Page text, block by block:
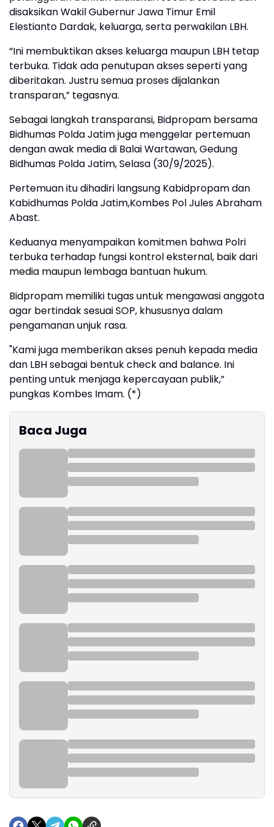
disaksikan Wakil Gubernur Jawa Timur Emil
Elestianto Dardak, keluarga, serta perwakilan LBH.
“Ini membuktikan akses keluarga maupun LBH tetap
terbuka. Tidak ada penutupan akses seperti yang
diberitakan. Justru semua proses dijalankan
transparan,” tegasnya.
Sebagai langkah transparansi, Bidpropam bersama
Bidhumas Polda Jatim juga menggelar pertemuan
dengan awak media di Balai Wartawan, Gedung
Bidhumas Polda Jatim, Selasa (30/9/2025).
Pertemuan itu dihadiri langsung Kabidpropam dan
Kabidhumas Polda Jatim,Kombes Pol Jules Abraham
Abast.
Keduanya menyampaikan komitmen bahwa Polri
terbuka terhadap fungsi kontrol eksternal, baik dari
media maupun lembaga bantuan hukum.
Bidpropam memiliki tugas untuk mengawasi anggota
agar bertindak sesuai SOP, khususnya dalam
pengamanan unjuk rasa.
"Kami juga memberikan akses penuh kepada media
dan LBH sebagai bentuk check and balance. Ini
penting untuk menjaga kepercayaan publik,”
pungkas Kombes Imam. (*)
Baca Juga